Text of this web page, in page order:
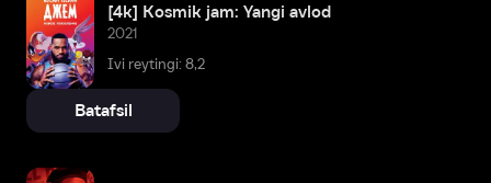
[4k] Kosmik jam: Yangi avlod
2021
Ivi reytingi: 8,2
Batafsil